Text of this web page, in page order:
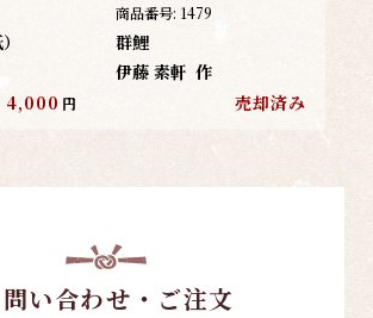
4,000 円
商品番号: 1479
群鯉
伊藤 素軒 作
売却済み
い合わせ・ご注文